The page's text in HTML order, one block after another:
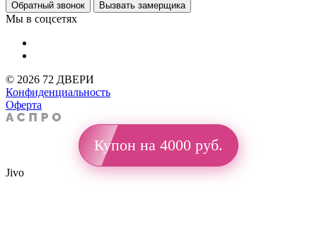
Обратный звонок Вызвать замерщика
Мы в соцсетях
© 2026 72 ДВЕРИ
Конфиденциальность
Оферта
Купон на 4000 руб.
Jivo